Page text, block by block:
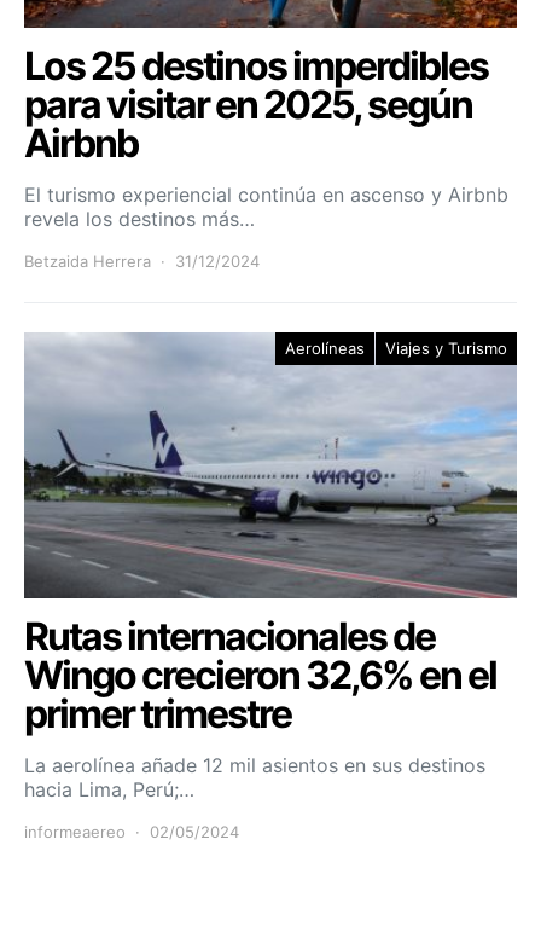
Los 25 destinos imperdibles
para visitar en 2025, según
Airbnb
El turismo experiencial continúa en ascenso y Airbnb
revela los destinos más…
Betzaida Herrera 31/12/2024
Aerolíneas Viajes y Turismo
Rutas internacionales de
Wingo crecieron 32,6% en el
primer trimestre
La aerolínea añade 12 mil asientos en sus destinos
hacia Lima, Perú;…
informeaereo 02/05/2024